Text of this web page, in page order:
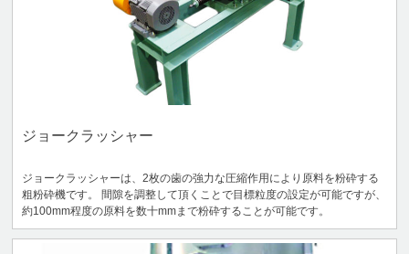
ジョークラッシャー
ジョークラッシャーは、2枚の歯の強力な圧縮作用により原料を粉砕する
粗粉砕機です。 間隙を調整して頂くことで目標粒度の設定が可能ですが、
約100mm程度の原料を数十mmまで粉砕することが可能です。